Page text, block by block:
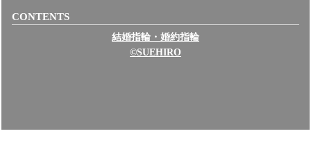
CONTENTS
結婚指輪・婚約指輪
©SUEHIRO